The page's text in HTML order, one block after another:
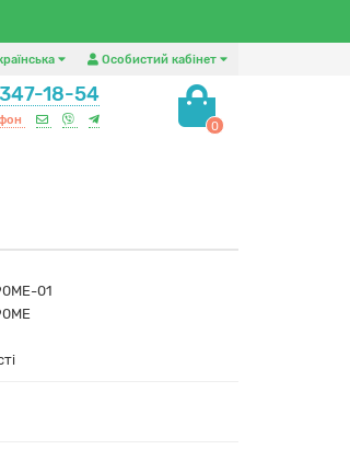
Особистий кабінет
18-54
0
01